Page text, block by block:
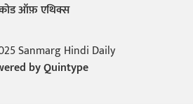
ऑफ़ एथिक्स
Sanmarg Hindi Daily
byQuintype